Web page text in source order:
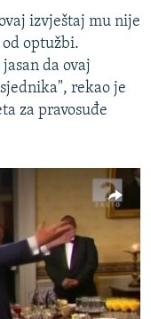
izvještaj mu nije
optužbi.
da ovaj
rekao je
za pravosuđe
available